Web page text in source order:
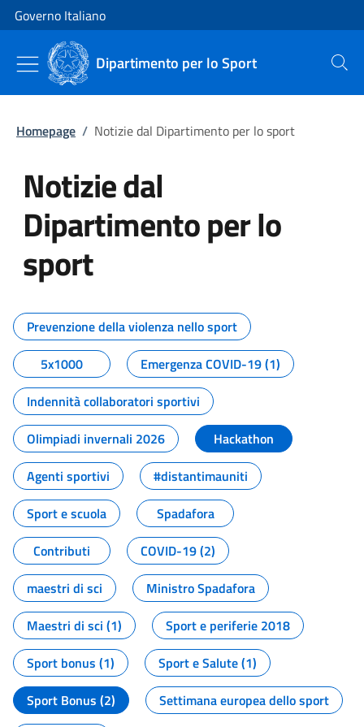
Vai al contenuto
Vai alla navigazione del sito
Governo Italiano
Dipartimento per lo Sport Cerca
Homepage / Notizie dal Dipartimento per lo sport
Notizie dal
Dipartimento per lo
sport
Tutti i contenuti della pagina
Prevenzione della violenza nello sport
5x1000
Emergenza COVID-19 (1)
Indennità collaboratori sportivi
Olimpiadi invernali 2026
Hackathon
Agenti sportivi
#distantimauniti
Sport e scuola
Spadafora
Contributi
COVID-19 (2)
maestri di sci
Ministro Spadafora
Maestri di sci (1)
Sport e periferie 2018
Sport bonus (1)
Sport e Salute (1)
Sport Bonus (2)
Settimana europea dello sport